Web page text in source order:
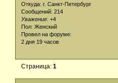
Откуда: г. Санкт-Петербург
Сообщений: 214
Уважение: +4
Пол: Женский
Провел на форуме:
2 дня 19 часов
Страница:1